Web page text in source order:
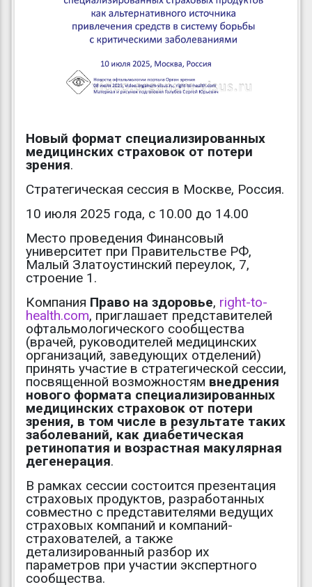
Новый формат специализированных
медицинских страховок от потери
зрения.
Стратегическая сессия в Москве, Россия.
10 июля 2025 года, с 10.00 до 14.00
Место проведения Финансовый
университет при Правительстве РФ,
Малый Златоустинский переулок, 7,
строение 1.
Компания Право на здоровье, right-to-
health.com, приглашает представителей
офтальмологического сообщества
(врачей, руководителей медицинских
организаций, заведующих отделений)
принять участие в стратегической сессии,
посвященной возможностям внедрения
нового формата специализированных
медицинских страховок от потери
зрения, в том числе в результате таких
заболеваний, как диабетическая
ретинопатия и возрастная макулярная
дегенерация.
В рамках сессии состоится презентация
страховых продуктов, разработанных
совместно с представителями ведущих
страховых компаний и компаний-
страхователей, а также
детализированный разбор их
параметров при участии экспертного
сообщества.